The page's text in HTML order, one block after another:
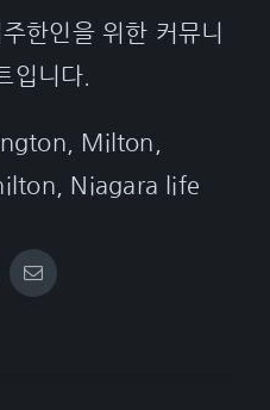
한인을 위한 커뮤니
입니다.
Milton,
Niagara life